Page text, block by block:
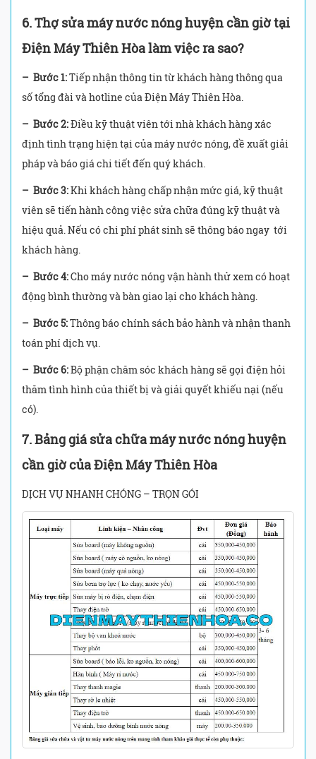
6. Thợ sửa máy nước nóng huyện cần giờ tại
Điện Máy Thiên Hòa làm việc ra sao?
– Bước 1:Tiếp nhận thông tin từ khách hàng thông qua
số tổng đài và hotline của Điện Máy Thiên Hòa.
– Bước 2:Điều kỹ thuật viên tới nhà khách hàng xác
định tình trạng hiện tại của máy nước nóng, đề xuất giải
pháp và báo giá chi tiết đến quý khách.
– Bước 3:Khi khách hàng chấp nhận mức giá, kỹ thuật
viên sẽ tiến hành công việc sửa chữa đúng kỹ thuật và
hiệu quả. Nếu có chi phí phát sinh sẽ thông báo ngay tới
khách hàng.
– Bước 4:Cho máy nước nóng vận hành thử xem có hoạt
động bình thường và bàn giao lại cho khách hàng.
– Bước 5:Thông báo chính sách bảo hành và nhận thanh
toán phí dịch vụ.
– Bước 6:Bộ phận chăm sóc khách hàng sẽ gọi điện hỏi
thăm tình hình của thiết bị và giải quyết khiếu nại (nếu
có).
7.Bảng giá sửa chữa máy nước nóng huyện
cần giờ của Điện Máy Thiên Hòa
DỊCH VỤ NHANH CHÓNG – TRỌN GÓI